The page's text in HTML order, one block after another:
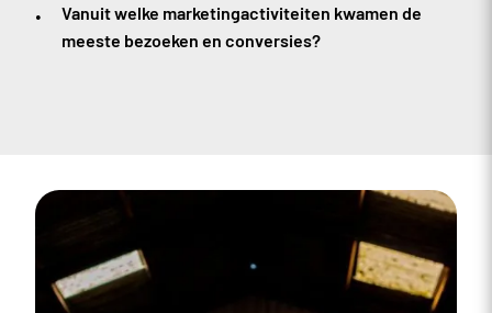
Vanuit welke marketingactiviteiten kwamen de
meeste bezoeken en conversies?